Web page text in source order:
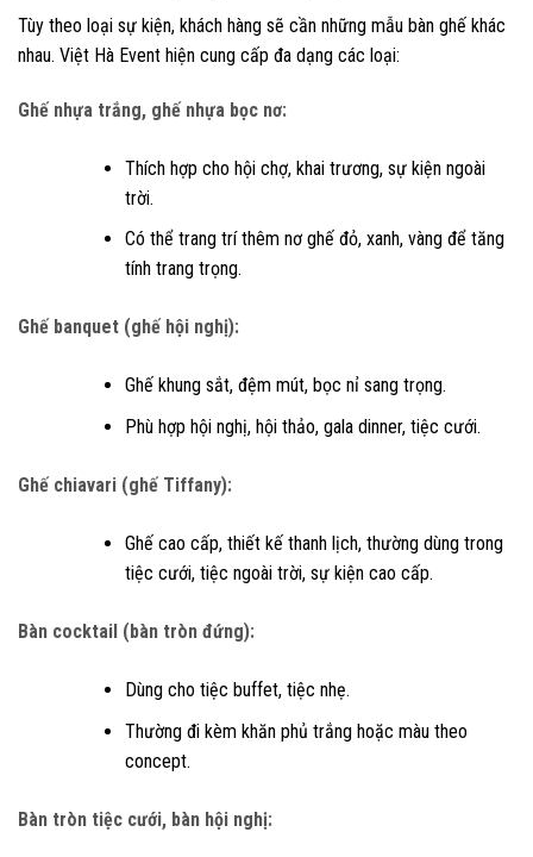
Tùy theo loại sự kiện, khách hàng sẽ cần những mẫu bàn ghế khác
nhau. Việt Hà Event hiện cung cấp đa dạng các loại:
Ghế nhựa trắng, ghế nhựa bọc nơ:
Thích hợp cho hội chợ, khai trương, sự kiện ngoài
trời.
Có thể trang trí thêm nơ ghế đỏ, xanh, vàng để tăng
tính trang trọng.
Ghế banquet (ghế hội nghị):
Ghế khung sắt, đệm mút, bọc nỉ sang trọng.
Phù hợp hội nghị, hội thảo, gala dinner, tiệc cưới.
Ghế chiavari (ghế Tiffany):
Ghế cao cấp, thiết kế thanh lịch, thường dùng trong
tiệc cưới, tiệc ngoài trời, sự kiện cao cấp.
Bàn cocktail (bàn tròn đứng):
Dùng cho tiệc buffet, tiệc nhẹ.
Thường đi kèm khăn phủ trắng hoặc màu theo
concept.
Bàn tròn tiệc cưới, bàn hội nghị: